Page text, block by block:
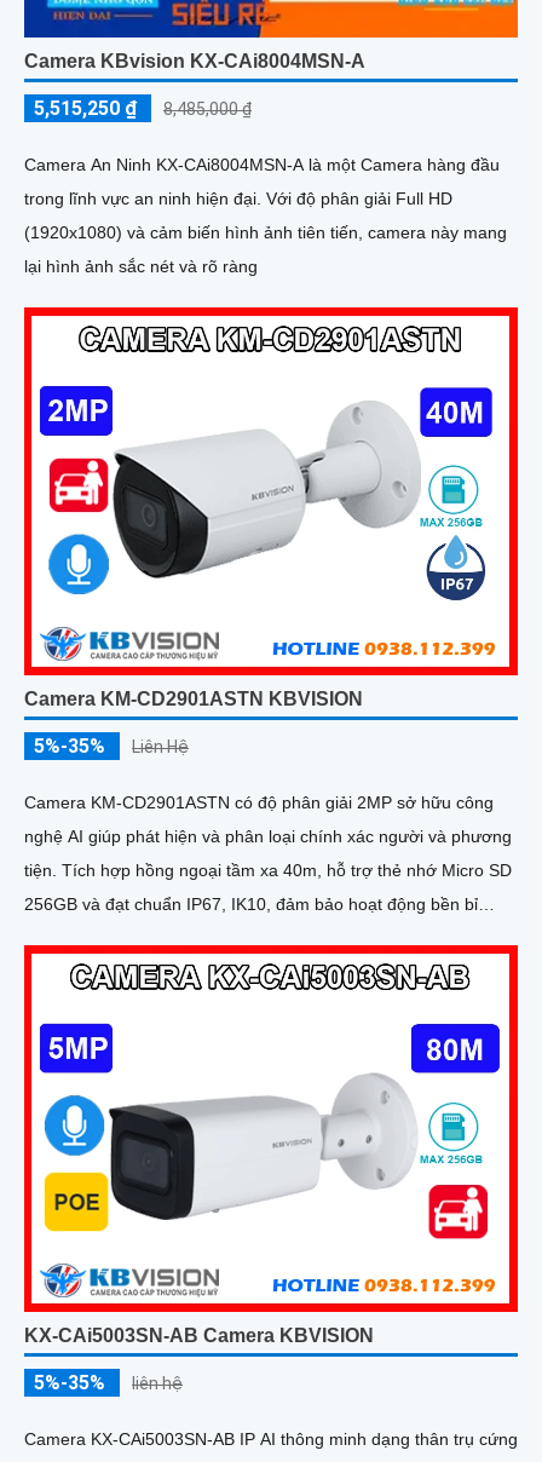
Camera KBvision KX-CAi8004MSN-A
5,515,250 ₫ 8,485,000 ₫
Camera An Ninh KX-CAi8004MSN-A là một Camera hàng đầu
trong lĩnh vực an ninh hiện đại. Với độ phân giải Full HD
(1920x1080) và cảm biến hình ảnh tiên tiến, camera này mang
lại hình ảnh sắc nét và rõ ràng
Camera KM-CD2901ASTN KBVISION
5%-35% Liên Hệ
Camera KM-CD2901ASTN có độ phân giải 2MP sở hữu công
nghệ AI giúp phát hiện và phân loại chính xác người và phương
tiện. Tích hợp hồng ngoại tầm xa 40m, hỗ trợ thẻ nhớ Micro SD
256GB và đạt chuẩn IP67, IK10, đảm bảo hoạt động bền bỉ
KX-CAi5003SN-AB Camera KBVISION
5%-35% liên hệ
Camera KX-CAi5003SN-AB IP AI thông minh dạng thân trụ cứng